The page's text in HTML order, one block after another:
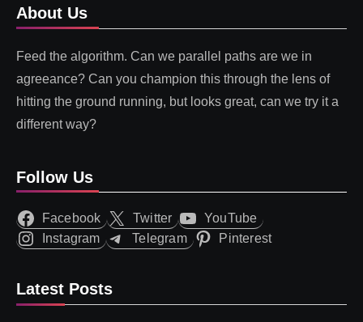
About Us
Feed the algorithm. Can we parallel paths are we in
agreeance? Can you champion this through the lens of
hitting the ground running, but looks great, can we try it a
different way?
Follow Us
Facebook Twitter
YouTube
Instagram
Telegram Pinterest
Latest Posts